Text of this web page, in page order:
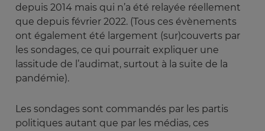
depuis 2014 mais qui n’a été relayée réellement
que depuis février 2022. (Tous ces évènements
ont également été largement (sur)couverts par
les sondages, ce qui pourrait expliquer une
lassitude de l’audimat, surtout à la suite de la
pandémie).
Les sondages sont commandés par les partis
politiques autant que par les médias, ces